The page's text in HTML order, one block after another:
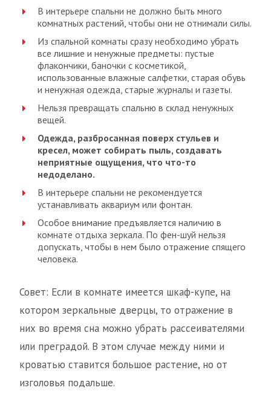
В интерьере спальни не должно быть много
комнатных растений, чтобы они не отнимали силы.
Из спальной комнаты сразу необходимо убрать
все лишние и ненужные предметы: пустые
флакончики, баночки с косметикой,
использованные влажные салфетки, старая обувь
и ненужная одежда, старые журналы и газеты.
Нельзя превращать спальню в склад ненужных
вещей.
Одежда, разбросанная поверх стульев и
кресел, может собирать пыль, создавать
неприятные ощущения, что что-то
недоделано.
В интерьере спальни не рекомендуется
устанавливать аквариум или фонтан.
Особое внимание предъявляется наличию в
комнате отдыха зеркала. По фен-шуй нельзя
допускать, чтобы в нем было отражение спящего
человека.
Совет: Если в комнате имеется шкаф-купе, на
котором зеркальные дверцы, то отражение в
них во время сна можно убрать рассеивателями
или преградой. В этом случае между ними и
кроватью ставится большое растение, но от
изголовья подальше.